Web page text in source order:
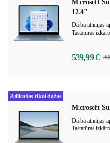
Microsoft
12.4"
Tastatūras
539,99 €
Microsoft
Tastatūras
Atlikušas tikai dažas